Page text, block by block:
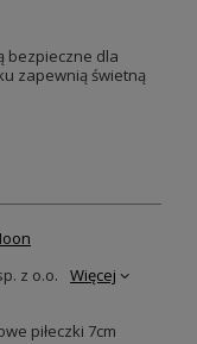
bezpieczne dla
zapewnią świetną
z o.o. Więcej
piłeczki 7cm